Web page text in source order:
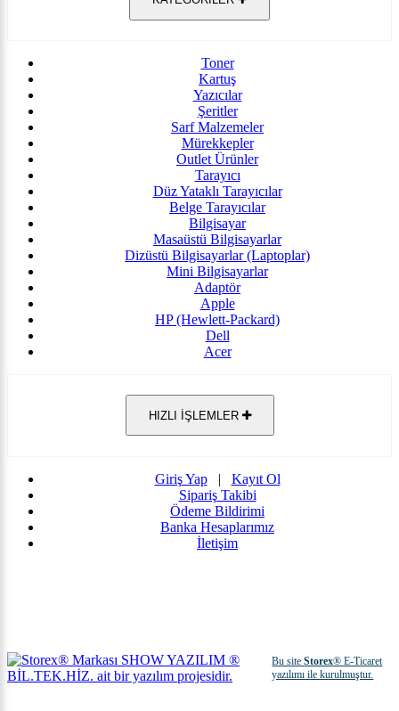
Toner
Kartuş
Yazıcılar
Şeritler
Sarf Malzemeler
Mürekkepler
Outlet Ürünler
Tarayıcı
Düz Yataklı Tarayıcılar
Belge Tarayıcılar
Bilgisayar
Masaüstü Bilgisayarlar
Dizüstü Bilgisayarlar (Laptoplar)
Mini Bilgisayarlar
Adaptör
Apple
HP (Hewlett-Packard)
Dell
Acer
HIZLI İŞLEMLER
Giriş Yap| Kayıt Ol
Sipariş Takibi
Ödeme Bildirimi
Banka Hesaplarımız
İletişim
Bu siteStorex® E-Ticaret
yazılımı ile kurulmuştur.